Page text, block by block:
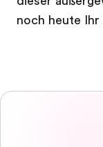
noch heute